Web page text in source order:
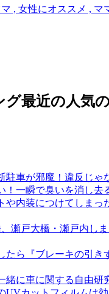
, 女性にオススメ , マ
グ最近の人気